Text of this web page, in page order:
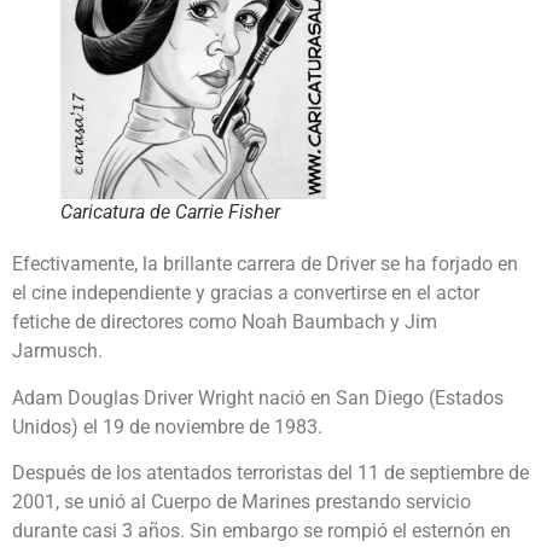
Caricatura de Carrie Fisher
Efectivamente, la brillante carrera de Driver se ha forjado en
el cine independiente y gracias a convertirse en el actor
fetiche de directores como Noah Baumbach y Jim
Jarmusch.
Adam Douglas Driver Wright nació en San Diego (Estados
Unidos) el 19 de noviembre de 1983.
Después de los atentados terroristas del 11 de septiembre de
2001, se unió al Cuerpo de Marines prestando servicio
durante casi 3 años. Sin embargo se rompió el esternón en